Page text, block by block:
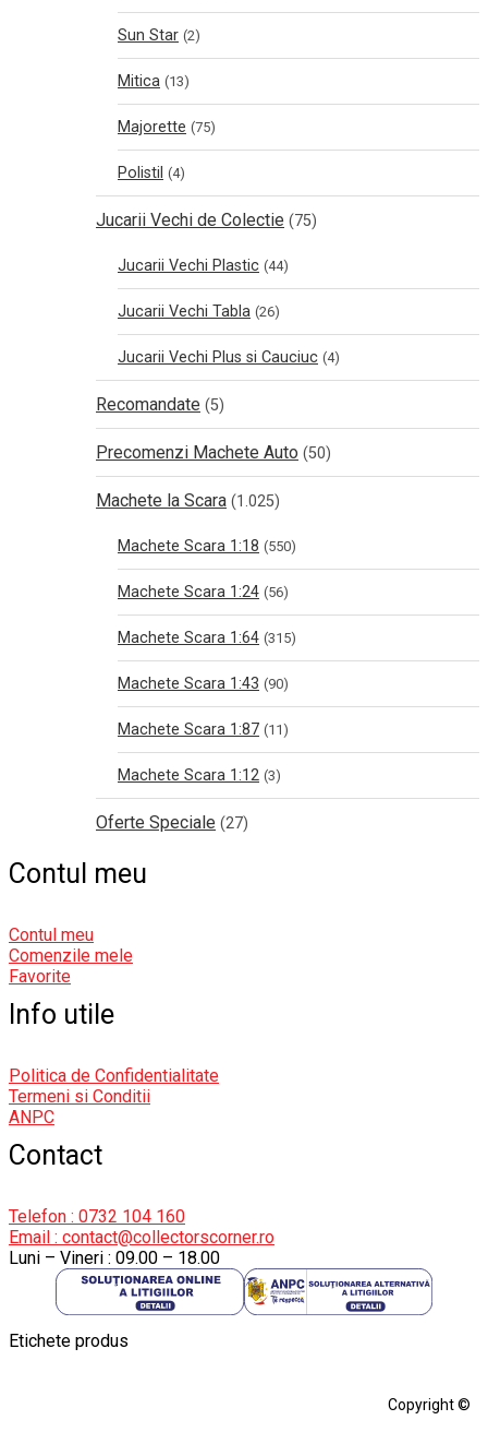
Sun Star (2)
Mitica (13)
Majorette (75)
Polistil (4)
Jucarii Vechi de Colectie (75)
Jucarii Vechi Plastic (44)
Jucarii Vechi Tabla (26)
Jucarii Vechi Plus si Cauciuc (4)
Recomandate (5)
Precomenzi Machete Auto (50)
Machete la Scara (1.025)
Machete Scara 1:18 (550)
Machete Scara 1:24 (56)
Machete Scara 1:64 (315)
Machete Scara 1:43 (90)
Machete Scara 1:87 (11)
Machete Scara 1:12 (3)
Oferte Speciale (27)
Contul meu
Contul meu
Comenzile mele
Favorite
Info utile
Politica de Confidentialitate
Termeni si Conditii
ANPC
Contact
Telefon : 0732 104 160
Email : contact@collectorscorner.ro
Luni – Vineri : 09.00 – 18.00
Etichete produs
Copyright ©